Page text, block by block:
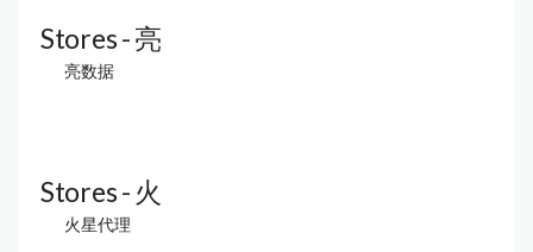
Stores - 亮
亮数据
Stores - 火
火星代理